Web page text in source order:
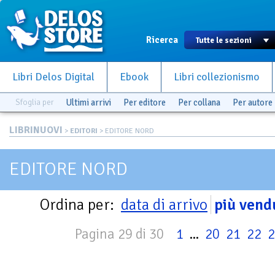
Ricerca
Libri Delos Digital Ebook Libri collezionismo
Sfoglia per Ultimi arrivi Per editore Per collana Per autore
LIBRINUOVI > EDITORI > EDITORE NORD
EDITORE NORD
Ordina per: data di arrivo più
Pagina 29 di 30 1 ... 20 21 22